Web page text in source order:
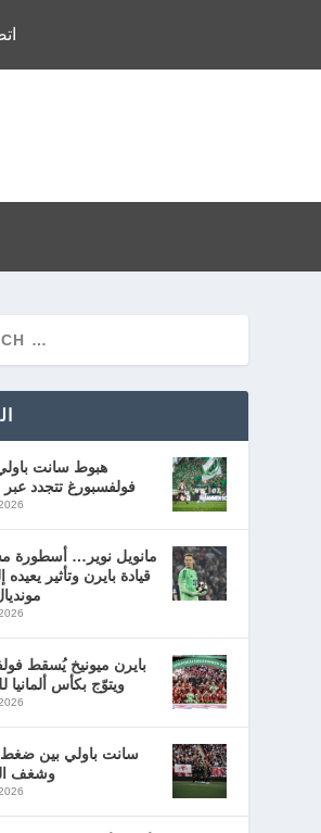
هبوط سانت
فولفسبورغ تتجدد
مانويل نوير… أسطورة
قيادة بايرن وتأثير
مونديال
بايرن ميونيخ يُسقط
ويتوّج بكأس ألمانيا
سانت باولي بين ضغط
وشغف